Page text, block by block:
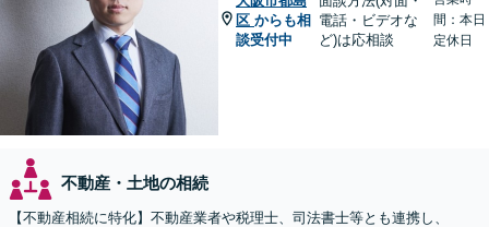
区 からも相
談受付中
電話・ビデオな
ど)は応相談
間：本日
定休日
不動産・土地の相続
【不動産相続に特化】不動産業者や税理士、司法書士等とも連携し、